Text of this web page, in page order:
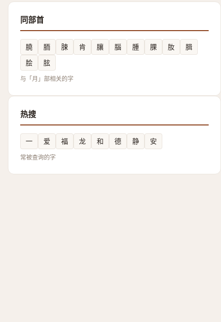
同部首
膮 胹 脨 肯 䑋 腦 腫 腂 肗
䐕
脍
胘
与「月」部相关的字
热搜
一 爱 福 龙 和 德 静 安
常被查询的字